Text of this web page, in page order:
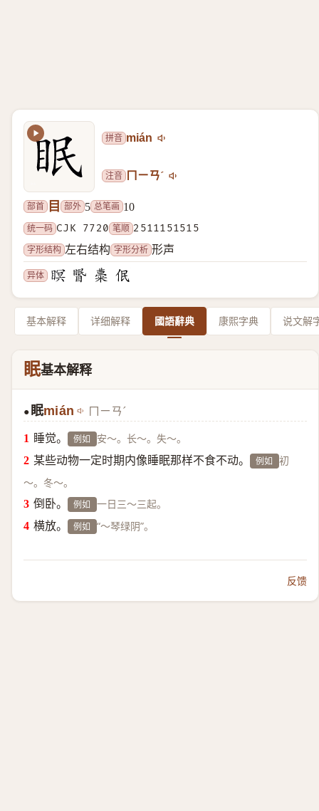
拼音 mián
注音 ㄇㄧㄢˊ
部首 目 部外 5 总笔画 10
统一码 CJK 7720 笔顺 2511151515
字形结构 左右结构 字形分析 形声
异体
基本解释 详细解释 國語辭典 康熙字典 说文解
眠基本解释
● 眠mián ㄇㄧㄢˊ
睡觉。 例如 安～。长～。失～。
某些动物一定时期内像睡眠那样不食不动。 例如 初
～。冬～。
倒卧。 例如 一日三～三起。
横放。 例如 “～琴绿阴”。
反馈